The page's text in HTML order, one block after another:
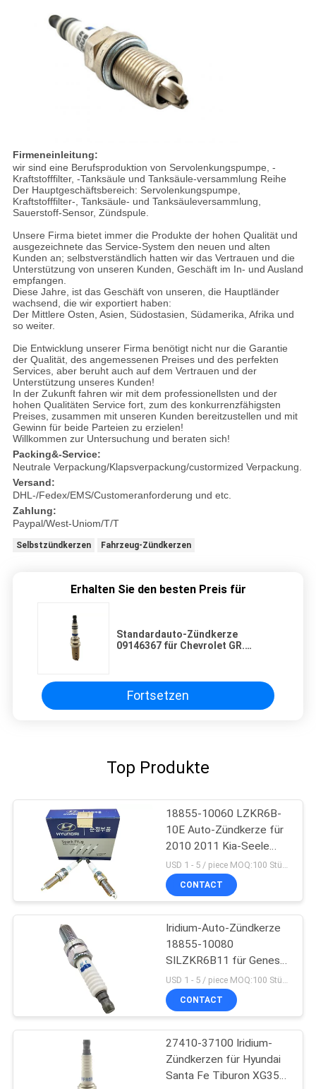
Firmeneinleitung:
wir sind eine Berufsproduktion von Servolenkungspumpe, -
Kraftstofffilter, -Tanksäule und Tanksäule-versammlung Reihe
Der Hauptgeschäftsbereich: Servolenkungspumpe,
Kraftstofffilter-, Tanksäule- und Tanksäuleversammlung,
Sauerstoff-Sensor, Zündspule.
Unsere Firma bietet immer die Produkte der hohen Qualität und
ausgezeichnete das Service-System den neuen und alten
Kunden an; selbstverständlich hatten wir das Vertrauen und die
Unterstützung von unseren Kunden, Geschäft im In- und Ausland
empfangen.
Diese Jahre, ist das Geschäft von unseren, die Hauptländer
wachsend, die wir exportiert haben:
Der Mittlere Osten, Asien, Südostasien, Südamerika, Afrika und
so weiter.
Die Entwicklung unserer Firma benötigt nicht nur die Garantie
der Qualität, des angemessenen Preises und des perfekten
Services, aber beruht auch auf dem Vertrauen und der
Unterstützung unseres Kunden!
In der Zukunft fahren wir mit dem professionellsten und der
hohen Qualitäten Service fort, zum des konkurrenzfähigsten
Preises, zusammen mit unseren Kunden bereitzustellen und mit
Gewinn für beide Parteien zu erzielen!
Willkommen zur Untersuchung und beraten sich!
Packing&-Service:
Neutrale Verpackung/Klapsverpackung/custormized Verpackung.
Versand:
DHL-/Fedex/EMS/Customeranforderung und etc.
Zahlung:
Paypal/West-Uniom/T/T
Selbstzündkerzen Fahrzeug-Zündkerzen
Erhalten Sie den besten Preis für
Standardauto-Zündkerze
09146367 für Chevrolet GR.
Fortsetzen
Top Produkte
18855-10060 LZKR6B-
10E Auto-Zündkerze für
2010 2011 Kia-Seele
1.6L Hyundai I20 I30
USD 1 - 5 / piece MOQ:100 Stück
CONTACT
Iridium-Auto-Zündkerze
18855-10080
SILZKR6B11 für Genese
Kia Borrego Hyundai
Elantras 1,8
USD 1 - 5 / piece MOQ:100 Stück
CONTACT
27410-37100 Iridium-
Zündkerzen für Hyundai
Santa Fe Tiburon XG350